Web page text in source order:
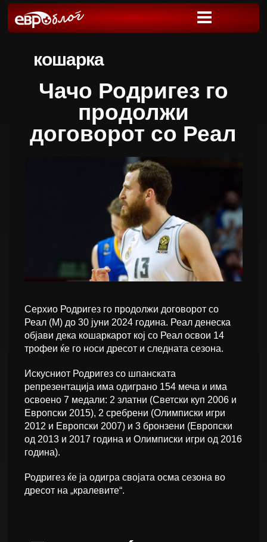
кошарка
Чачо Родригез го
продолжи
договорот со Реал
Серхио Родригез го продолжи договорот со
Реал (М) до 30 јуни 2024 година. Реал денеска
објави дека кошаркарот кој со Реал освои 14
трофеи ќе го носи дресот и следната сезона.
Искусниот Родригез со шпанската
репрезентација има одиграно 154 меча и има
освоено 7 медали: 2 златни (Светски куп 2006 и
Европски 2015), 2 сребрени (Олимписки игри
2012 и Европски 2007) и 3 бронзени (Европски
од 2013 и 2017 година и Олимписки игри од 2016
година).
Родригез ќе ја одигра својата осма сезона во
дресот на „кралевите“.